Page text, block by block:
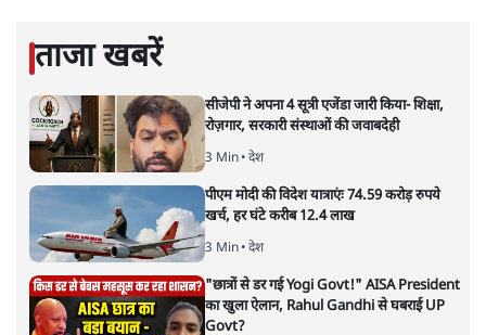
व्यंग्य उपन्यास भी लिख चुके हैं।
राकेश कायस्थ की और स्टोरी पढ़ें
अगली खबर लोड हो रही है...